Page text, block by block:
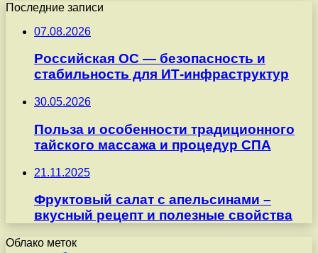
Последние записи
07.08.2026
Российская ОС — безопасность и
стабильность для ИТ-инфраструктур
30.05.2026
Польза и особенности традиционного
тайского массажа и процедур СПА
21.11.2025
Фруктовый салат с апельсинами –
вкусный рецепт и полезные свойства
Облако меток